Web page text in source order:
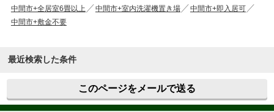
中間市+全居室6畳以上
中間市+室内洗濯機置き場
中間市+即入居可
中間市+敷金不要
最近検索した条件
このページをメールで送る